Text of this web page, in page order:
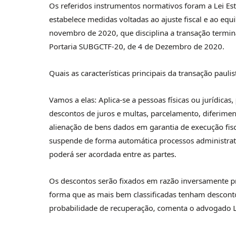
Os referidos instrumentos normativos foram a Lei
estabelece medidas voltadas ao ajuste fiscal e ao
novembro de 2020, que disciplina a transação
Portaria SUBGCTF-20, de 4 de Dezembro de 2020.
Quais as características principais da transação
Vamos a elas: Aplica-se a pessoas físicas ou
descontos de juros e multas, parcelamento,
alienação de bens dados em garantia de execução
suspende de forma automática processos
poderá ser acordada entre as partes.
Os descontos serão fixados em razão inversamente
forma que as mais bem classificadas tenham
probabilidade de recuperação, comenta o advogado